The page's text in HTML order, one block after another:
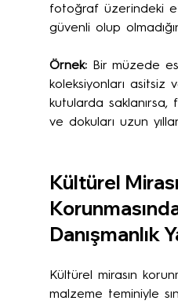
fotoğraf üzerindeki
güvenli olup
Örnek: Bir müzede
koleksiyonları asitsiz
kutularda saklanırsa,
ve dokuları uzun
Kültürel
Danışmanlık
Kültürel mirasın
malzeme teminiyle